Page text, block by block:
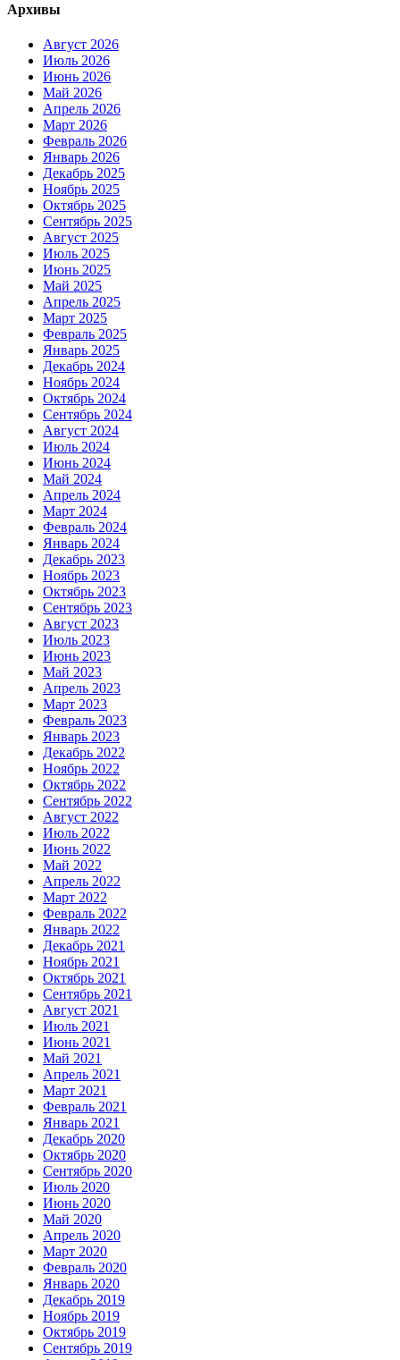
Архивы
Август 2026
Июль 2026
Июнь 2026
Май 2026
Апрель 2026
Март 2026
Февраль 2026
Январь 2026
Декабрь 2025
Ноябрь 2025
Октябрь 2025
Сентябрь 2025
Август 2025
Июль 2025
Июнь 2025
Май 2025
Апрель 2025
Март 2025
Февраль 2025
Январь 2025
Декабрь 2024
Ноябрь 2024
Октябрь 2024
Сентябрь 2024
Август 2024
Июль 2024
Июнь 2024
Май 2024
Апрель 2024
Март 2024
Февраль 2024
Январь 2024
Декабрь 2023
Ноябрь 2023
Октябрь 2023
Сентябрь 2023
Август 2023
Июль 2023
Июнь 2023
Май 2023
Апрель 2023
Март 2023
Февраль 2023
Январь 2023
Декабрь 2022
Ноябрь 2022
Октябрь 2022
Сентябрь 2022
Август 2022
Июль 2022
Июнь 2022
Май 2022
Апрель 2022
Март 2022
Февраль 2022
Январь 2022
Декабрь 2021
Ноябрь 2021
Октябрь 2021
Сентябрь 2021
Август 2021
Июль 2021
Июнь 2021
Май 2021
Апрель 2021
Март 2021
Февраль 2021
Январь 2021
Декабрь 2020
Октябрь 2020
Сентябрь 2020
Июль 2020
Июнь 2020
Май 2020
Апрель 2020
Март 2020
Февраль 2020
Январь 2020
Декабрь 2019
Ноябрь 2019
Октябрь 2019
Сентябрь 2019